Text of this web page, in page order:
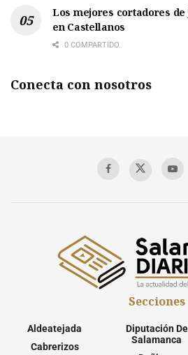
Los mejores cortadores
en Castellanos
0 COMPARTIDO
Conecta con nosotros
Secciones
Aldeatejada
Cabrerizos
Diputación De
Salamanca